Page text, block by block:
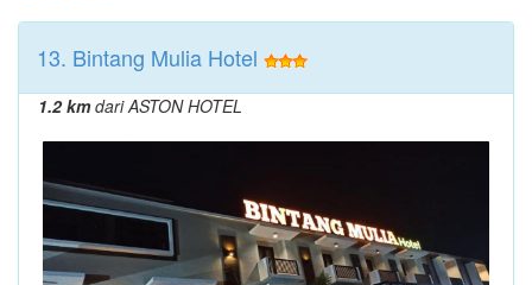
13. Bintang Mulia Hotel
1.2 kmdari ASTON HOTEL